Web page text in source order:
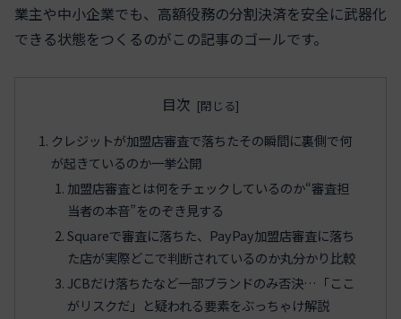
業主や中小企業でも、高額役務の分割決済を安全に武器化
できる状態をつくるのがこの記事のゴールです。
目次
クレジットが加盟店審査で落ちたその瞬間に裏側で何
が起きているのか一挙公開
加盟店審査とは何をチェックしているのか“審査担
当者の本音”をのぞき見する
Squareで審査に落ちた、PayPay加盟店審査に落ち
た店が実際どこで判断されているのか丸分かり比較
JCBだけ落ちたなど一部ブランドのみ否決…「ここ
がリスクだ」と疑われる要素をぶっちゃけ解説